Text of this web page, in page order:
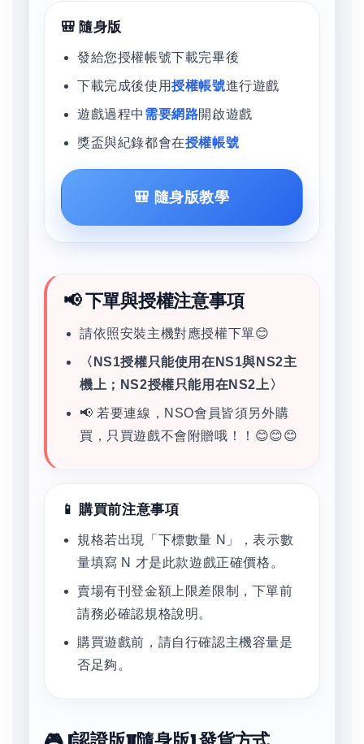
🎒 隨身版
發給您授權帳號下載完畢後
下載完成後使用授權帳號進行遊戲
遊戲過程中 需要網路開啟遊戲
獎盃與紀錄都會在授權帳號
🎒 隨身版教學
📢 下單與授權注意事項
請依照安裝主機對應授權下單😊
〈NS1授權只能使用在NS1與NS2主
機上；NS2授權只能用在NS2上〉
📢 若要連線，NSO會員皆須另外購
買，只買遊戲不會附贈哦！！😊😊😊
📱 購買前注意事項
規格若出現「下標數量 N」，表示數
量填寫 N 才是此款遊戲正確價格。
賣場有刊登金額上限差限制，下單前
請務必確認規格說明。
購買遊戲前，請自行確認主機容量是
否足夠。